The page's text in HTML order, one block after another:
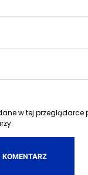
w tej przeglądarce